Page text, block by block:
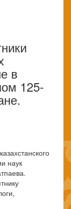
в
125-
наук